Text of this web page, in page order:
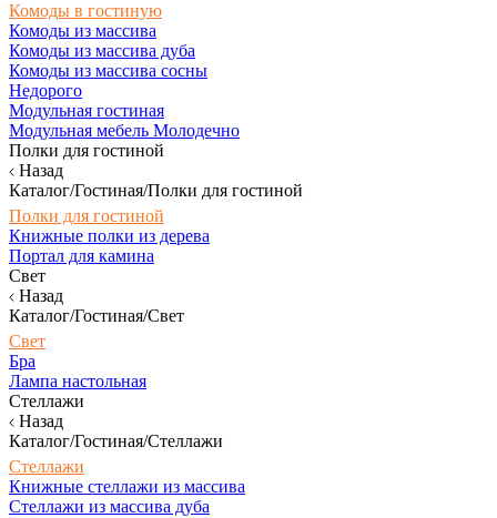
Комоды в гостиную
Комоды из массива
Комоды из массива дуба
Комоды из массива сосны
Недорого
Модульная гостиная
Модульная мебель Молодечно
Полки для гостиной
Назад
Каталог/Гостиная/Полки для гостиной
Полки для гостиной
Книжные полки из дерева
Портал для камина
Свет
Назад
Каталог/Гостиная/Свет
Свет
Бра
Лампа настольная
Стеллажи
Назад
Каталог/Гостиная/Стеллажи
Стеллажи
Книжные стеллажи из массива
Стеллажи из массива дуба